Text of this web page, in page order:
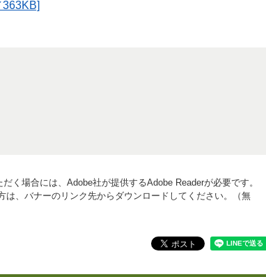
く場合には、Adobe社が提供するAdobe Readerが必要です。
は、バナーのリンク先からダウンロードしてください。（無